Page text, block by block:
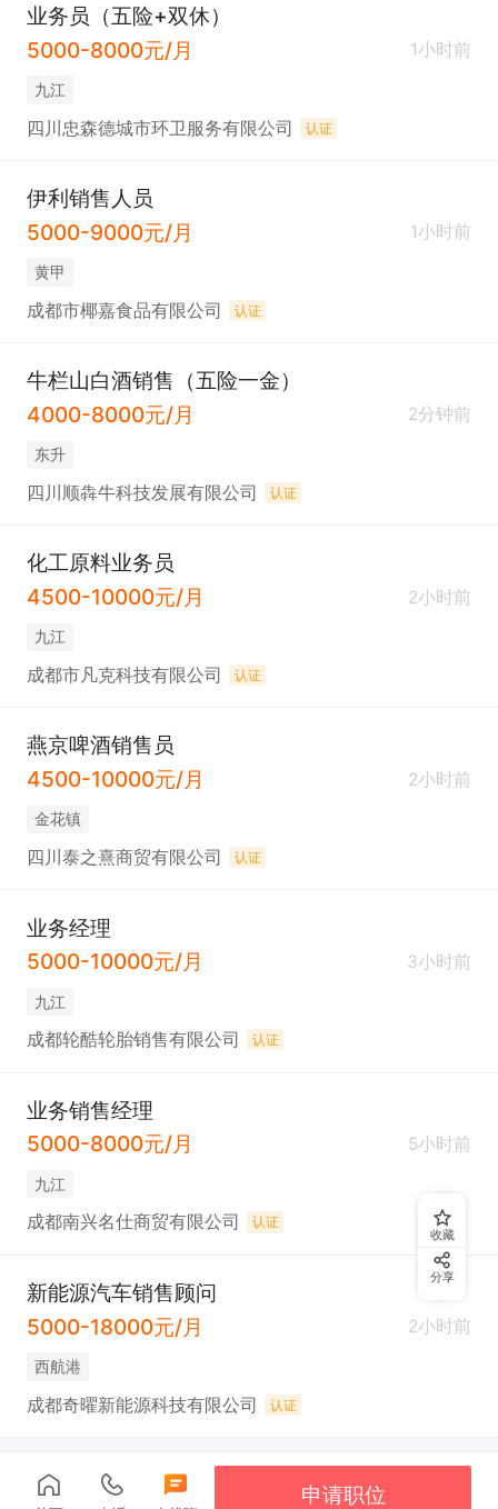
业务员（五险+双休）
5000-8000元/月
1小时前
九江
四川忠森德城市环卫服务有限公司 认证
伊利销售人员
5000-9000元/月
1小时前
黄甲
成都市椰嘉食品有限公司 认证
牛栏山白酒销售（五险一金）
4000-8000元/月
2分钟前
东升
四川顺犇牛科技发展有限公司 认证
化工原料业务员
4500-10000元/月
2小时前
九江
成都市凡克科技有限公司 认证
燕京啤酒销售员
4500-10000元/月
2小时前
金花镇
四川泰之熹商贸有限公司 认证
业务经理
5000-10000元/月
3小时前
九江
成都轮酷轮胎销售有限公司 认证
业务销售经理
5000-8000元/月
5小时前
九江
成都南兴名仕商贸有限公司 认证
新能源汽车销售顾问
5000-18000元/月
2小时前
西航港
成都奇曜新能源科技有限公司 认证
收藏
分享
申请职位